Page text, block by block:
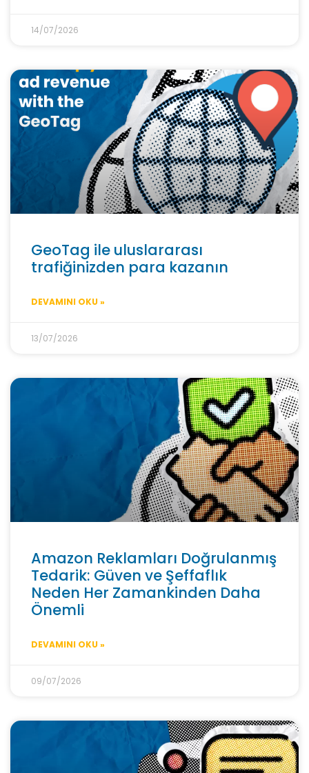
14/07/2026
GeoTag ile uluslararası
trafiğinizden para kazanın
DEVAMINI OKU »
13/07/2026
Amazon Reklamları Doğrulanmış
Tedarik: Güven ve Şeffaflık
Neden Her Zamankinden Daha
Önemli
DEVAMINI OKU »
09/07/2026